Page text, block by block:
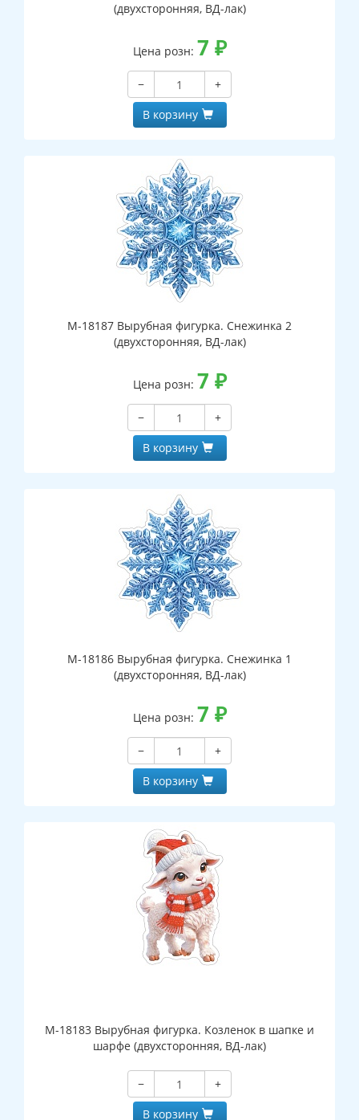
(двухсторонняя, ВД-лак)
Цена розн: 7 ₽
−
+
В корзину
М-18187 Вырубная фигурка. Снежинка 2
(двухсторонняя, ВД-лак)
Цена розн: 7 ₽
−
+
В корзину
М-18186 Вырубная фигурка. Снежинка 1
(двухсторонняя, ВД-лак)
Цена розн: 7 ₽
−
+
В корзину
М-18183 Вырубная фигурка. Козленок в шапке и
шарфе (двухсторонняя, ВД-лак)
−
+
В корзину